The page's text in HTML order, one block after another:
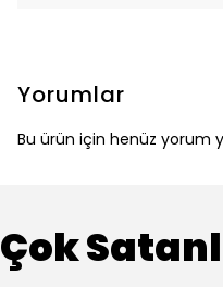
Yorumlar
Bu ürün için henüz yorum
Çok